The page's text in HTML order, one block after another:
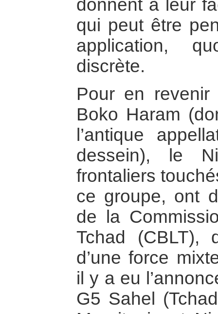
donnent à leur
qui peut être
application,
discrète.
Pour en
Boko Haram
l’antique
dessein), le
frontaliers
ce groupe, ont
de la
Tchad
d’une force
il y a eu
G5 Sahel